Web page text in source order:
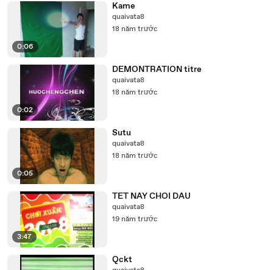
0:06
Kame
quaivata8
18 năm trước
0:02
DEMONTRATION titre
quaivata8
18 năm trước
0:05
Sutu
quaivata8
18 năm trước
3:47
TET NAY CHOI DAU
quaivata8
19 năm trước
Qckt